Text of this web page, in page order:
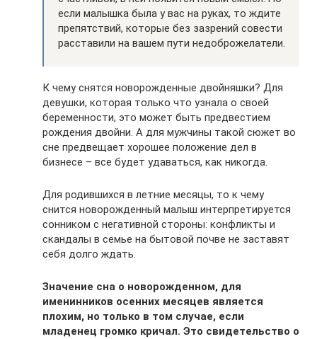
если малышка была у вас на руках, то ждите
препятствий, которые без зазрений совести
расставили на вашем пути недоброжелатели.
К чему снятся новорожденные двойняшки? Для
девушки, которая только что узнала о своей
беременности, это может быть предвестием
рождения двойни. А для мужчины такой сюжет во
сне предвещает хорошее положение дел в
бизнесе – все будет удаваться, как никогда.
Для родившихся в летние месяцы, то к чему
снится новорожденный малыш интерпретируется
сонником с негативной стороны: конфликты и
скандалы в семье на бытовой почве не заставят
себя долго ждать.
Значение сна о новорожденном, для
именинников осенних месяцев является
плохим, но только в том случае, если
младенец громко кричал. Это свидетельство о